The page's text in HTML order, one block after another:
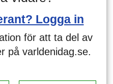
Logga in
för att ta del av
på varldenidag.se.